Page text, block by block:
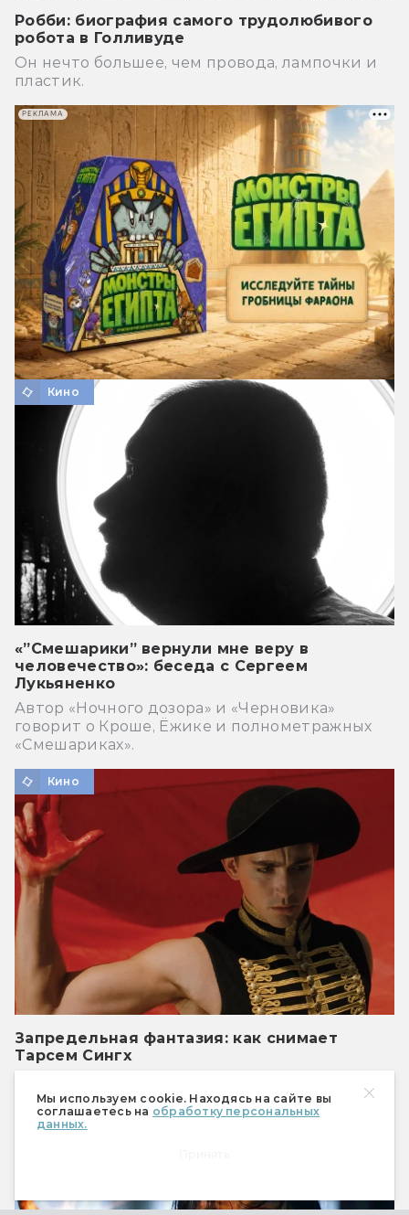
Мы используем cookie. Находясь на сайте вы
соглашаетесь на обработку персональных
данных.
Робби: биография самого трудолюбивого
робота в Голливуде
Он нечто большее, чем провода, лампочки и
пластик.
Кино
«”Смешарики” вернули мне веру в
человечество»: беседа с Сергеем
Лукьяненко
Автор «Ночного дозора» и «Черновика»
говорит о Кроше, Ёжике и полнометражных
«Смешариках».
Кино
Запредельная фантазия: как снимает
Тарсем Сингх
визионера
РЕКЛАМА